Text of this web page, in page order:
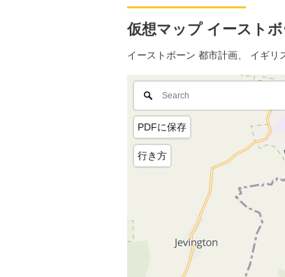
仮想マップ イースト
イーストボーン 都市計画、 イギリ
PDFに保存
行き方